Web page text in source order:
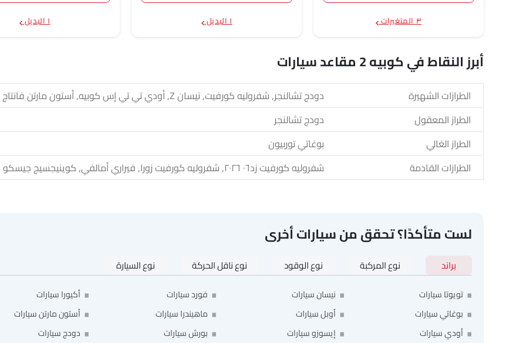
٣ المتغيرات ١ البديل ١ البديل
أبرز النقاط في كوبيه 2 مقاعد سيارات
الطرازات الشهيرة
دودج تشالنجر, شفروليه كورفيت, نيسان Z, أودي تي تي إس كوبيه, أستون مارتن فانتاج
الطراز المعقول
دودج تشالنجر
الطراز الغالي
بوغاتي توربيون
الطرازات القادمة
شفروليه كورفيت زد٠٦ ٢٠٢٦, شفروليه كورفيت زورا, فيراري أمالفي, كوينيجسيج جيسكو
لست متأكدًا؟ تحقق من سيارات أخرى
براند نوع المركبة نوع الوقود نوع ناقل الحركة نوع السيارة
تويوتا سيارات نيسان سيارات فورد سيارات
أكيورا سيارات
بوغاتي سيارات
أوبل سيارات ماهيندرا سيارات
أستون مارتن سيارات
أودي سيارات
إيسوزو سيارات بورش سيارات دودج سيارات